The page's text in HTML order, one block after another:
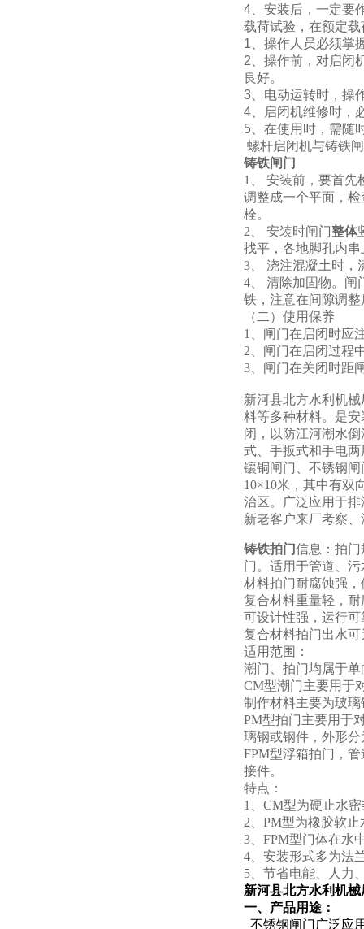
4、安装后，一定要
载荷试验，在额定
1、操作人员必须掌
2、操作前，对启闭
良好。
3、电动运转时，操
4、启闭机维修时，
5、在使用时，需随
螺杆启闭机与铸铁
铸铁闸门
1、 安装前，要首先
调整成一个平面，
栓。
2、 安装时闸门整体
找平，各地脚孔内
3、 浇注混凝土时，
4、 清除加固物。闸
铁，注意在间隙调
（二）使用保养
1、闸门在启闭时应
2、闸门在启闭过程
3、闸门在关闭时距
新河县北方水利机
料等多种材料。是
闭，以防江河潮水
式、手扳式和手电
镶铜闸门、不锈钢
10×10米，其中有双
治区。广泛应用于
新老客户来厂考察
铸铁拍门信息：拍
门。适用于管道、
材料拍门耐腐蚀强
复合材料重量轻，
可设计性强，运行可
复合材料拍门出水
适用范围：
潮门、拍门均属于
CM型潮门主要用于
制作材料主要为玻
PM型拍门主要用于
璃钢或钢件，外形
FPM型浮箱拍门，
接件。
特点：
1、CM型为硬止水
2、PM型为橡胶软
3、FPM型门体在水
4、安装形式多为法
5、节省电能、人力
新河县北方水利机械
一、 产品用途：
不锈钢闸门广泛应